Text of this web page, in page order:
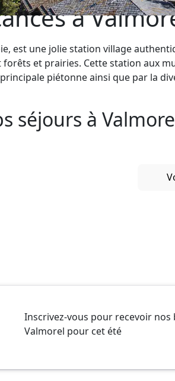
à
est une jolie station village
et prairies. Cette station aux
piétonne ainsi que par la
séjours à
Inscrivez-vous pour recevoir nos
Valmorel pour cet été